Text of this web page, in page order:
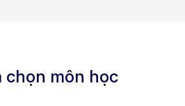
chọn môn học